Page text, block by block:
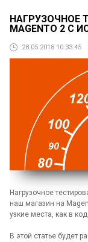
НАГРУЗОЧНОЕ
MAGENTO 2 С
28.05.2018 10:33:45
Нагрузочное
наш магазин на
узкие места, как в
В этой статье будет